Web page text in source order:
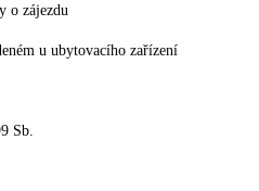
o zájezdu
u ubytovacího zařízení
Sb.